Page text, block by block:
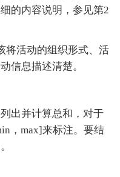
的内容说明，参见第2
将活动的组织形式、活
信息描述清楚。
出并计算总和，对于
，max]来标注。要结